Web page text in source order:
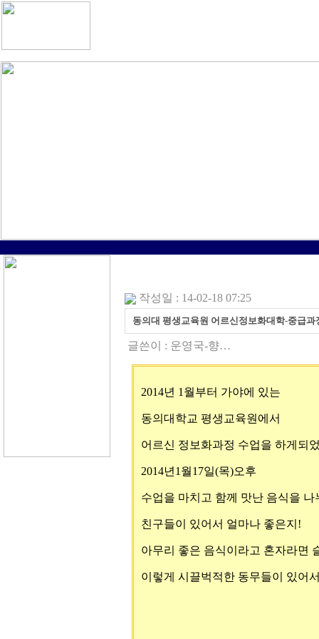
작성일 : 14-02-18 07:25
동의대 평생교육원 어르신정보화대학-중급과
글쓴이 : 운영국-향…
2014년 1월부터 가야에 있는
동의대학교 평생교육원에서
어르신 정보화과정 수업을 하게되
2014년1월17일(목)오후
수업을 마치고 함께 맛난 음식을 나
친구들이 있어서 얼마나 좋은지!
아무리 좋은 음식이라고 혼자라면
이렇게 시끌벅적한 동무들이 있어